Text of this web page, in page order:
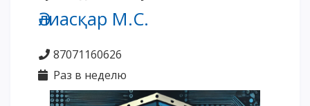
ИНТЕРЕСНОЕ
Напутствие
Международная программа АССА
Проживание и общежития
Әлиасқар М.С.
87071160626
Раз в неделю